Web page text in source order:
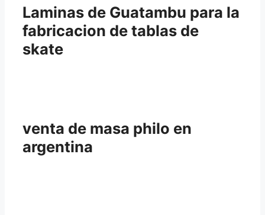
Laminas de Guatambu para la
fabricacion de tablas de
skate
venta de masa philo en
argentina